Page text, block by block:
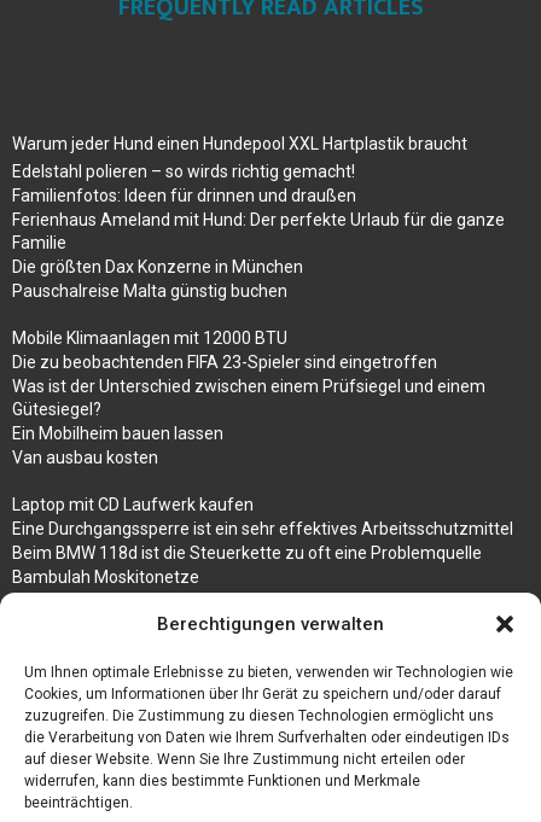
Berechtigungen verwalten
Um Ihnen optimale Erlebnisse zu bieten, verwenden wir Technologien wie
Cookies, um Informationen über Ihr Gerät zu speichern und/oder darauf
zuzugreifen. Die Zustimmung zu diesen Technologien ermöglicht uns
die Verarbeitung von Daten wie Ihrem Surfverhalten oder eindeutigen IDs
auf dieser Website. Wenn Sie Ihre Zustimmung nicht erteilen oder
widerrufen, kann dies bestimmte Funktionen und Merkmale
beeinträchtigen.
Warum jeder Hund einen Hundepool XXL Hartplastik braucht
Edelstahl polieren – so wirds richtig gemacht!
Familienfotos: Ideen für drinnen und draußen
Ferienhaus Ameland mit Hund: Der perfekte Urlaub für die ganze
Familie
Die größten Dax Konzerne in München
Pauschalreise Malta günstig buchen
Mobile Klimaanlagen mit 12000 BTU
Die zu beobachtenden FIFA 23-Spieler sind eingetroffen
Was ist der Unterschied zwischen einem Prüfsiegel und einem
Gütesiegel?
Ein Mobilheim bauen lassen
Van ausbau kosten
Laptop mit CD Laufwerk kaufen
Eine Durchgangssperre ist ein sehr effektives Arbeitsschutzmittel
Beim BMW 118d ist die Steuerkette zu oft eine Problemquelle
Bambulah Moskitonetze
Test Toilettensitz – Helfen Sie Ihren Senioren
Personalhandbuch
10 Tipps um einen guten Eindruck zu machen
Sahnemaschine